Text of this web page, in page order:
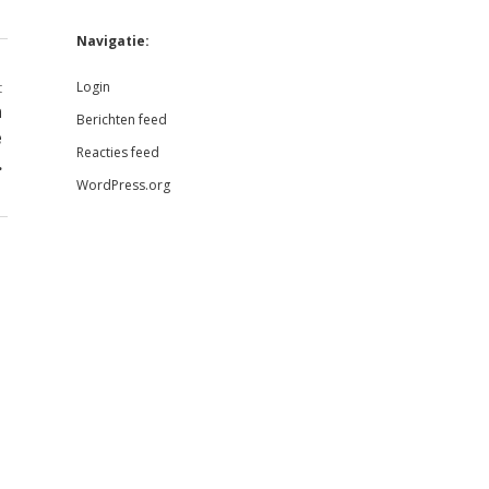
Navigatie:
Login
Berichten feed
Reacties feed
WordPress.org